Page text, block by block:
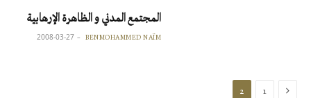
المجتمع المدني و الظاهرة الإرهابية
BENMOHAMMED NAÏM
2008-03-27
السابقة
1
2